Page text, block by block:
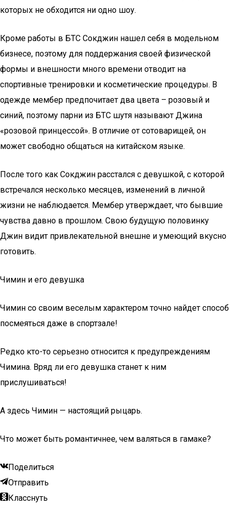
которых не обходится ни одно шоу.
Кроме работы в БТС Сокджин нашел себя в модельном
бизнесе, поэтому для поддержания своей физической
формы и внешности много времени отводит на
спортивные тренировки и косметические процедуры. В
одежде мембер предпочитает два цвета – розовый и
синий, поэтому парни из БТС шутя называют Джина
«розовой принцессой». В отличие от сотоварищей, он
может свободно общаться на китайском языке.
После того как Сокджин расстался с девушкой, с которой
встречался несколько месяцев, изменений в личной
жизни не наблюдается. Мембер утверждает, что бывшие
чувства давно в прошлом. Свою будущую половинку
Джин видит привлекательной внешне и умеющий вкусно
готовить.
Чимин и его девушка
Чимин со своим веселым характером точно найдет способ
посмеяться даже в спортзале!
Редко кто-то серьезно относится к предупреждениям
Чимина. Вряд ли его девушка станет к ним
прислушиваться!
А здесь Чимин — настоящий рыцарь.
Что может быть романтичнее, чем валяться в гамаке?
Поделиться
Отправить
Класснуть